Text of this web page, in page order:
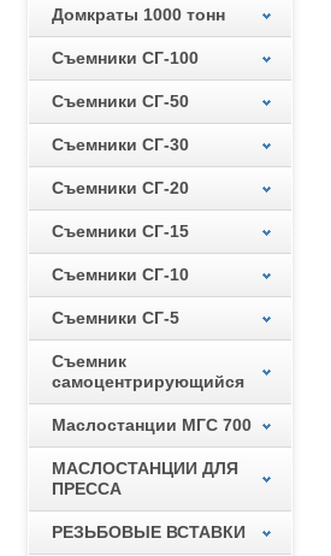
Домкраты 1000 тонн
Съемники СГ-100
Съемники СГ-50
Съемники СГ-30
Съемники СГ-20
Съемники СГ-15
Съемники СГ-10
Съемники СГ-5
Съемник
самоцентрирующийся
Маслостанции МГС 700
МАСЛОСТАНЦИИ ДЛЯ
ПРЕССА
РЕЗЬБОВЫЕ ВСТАВКИ